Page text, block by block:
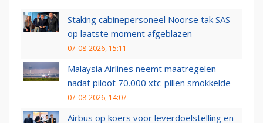
Staking cabinepersoneel Noorse tak SAS
op laatste moment afgeblazen
07-08-2026, 15:11
Malaysia Airlines neemt maatregelen
nadat piloot 70.000 xtc-pillen smokkelde
07-08-2026, 14:07
Airbus op koers voor leverdoelstelling en